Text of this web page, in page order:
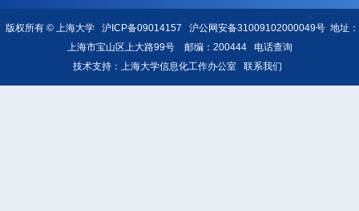
版权所有 ©上海大学 沪ICP备09014157 沪公网安备31009102000049号地址：
上海市宝山区上大路99号 邮编：200444 电话查询
技术支持： 上海大学信息化工作办公室 联系我们